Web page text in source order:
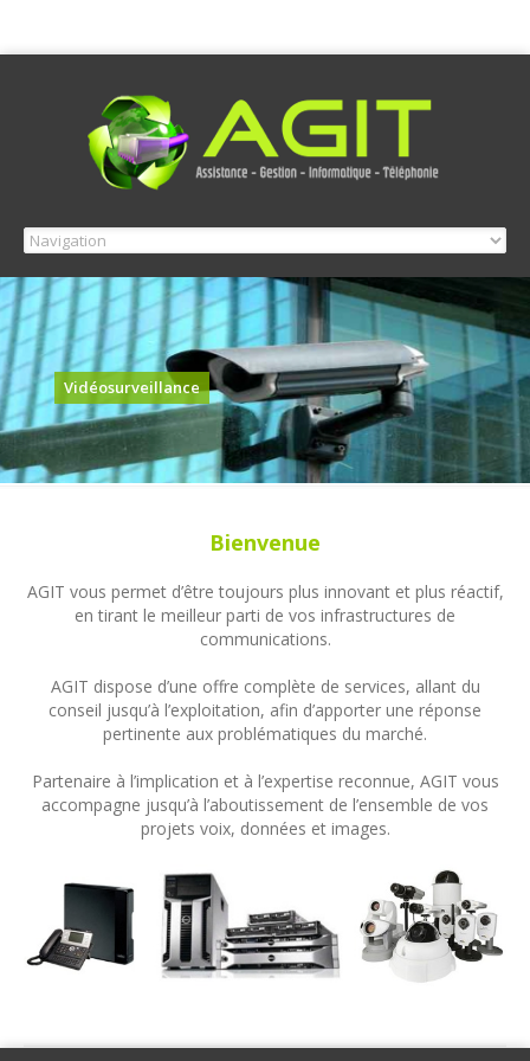
Vidéosurveillance
Bienvenue
AGIT vous permet d’être toujours plus innovant et plus réactif,
en tirant le meilleur parti de vos infrastructures de
communications.
AGIT dispose d’une offre complète de services, allant du
conseil jusqu’à l’exploitation, afin d’apporter une réponse
pertinente aux problématiques du marché.
Partenaire à l’implication et à l’expertise reconnue, AGIT vous
accompagne jusqu’à l’aboutissement de l’ensemble de vos
projets voix, données et images.